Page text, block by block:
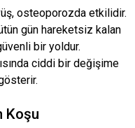
osteoporozda etkilidir.
gün hareketsiz kalan
bir yoldur.
ciddi bir değişime
Koşu